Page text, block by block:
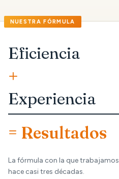
Eficiencia
+
Experiencia
= Resultados
La fórmula con la que
hace casi tres décadas.